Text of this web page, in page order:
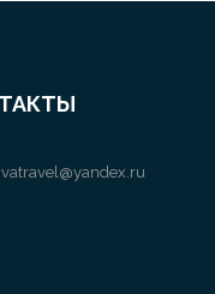
vatravel@yandex.ru